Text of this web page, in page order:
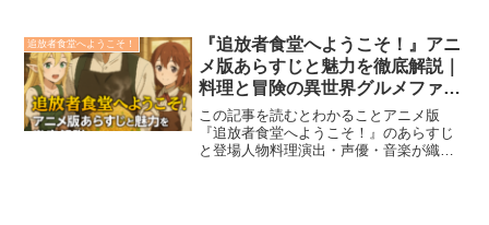
報アニメ1期の内容と、2期制作の可能性
についての予測今...
追放者食堂へようこそ！
『追放者食堂へようこそ！』アニ
メ版あらすじと魅力を徹底解説｜
料理と冒険の異世界グルメファン
タジー！
この記事を読むとわかることアニメ版
『追放者食堂へようこそ！』のあらすじ
と登場人物料理演出・声優・音楽が織り